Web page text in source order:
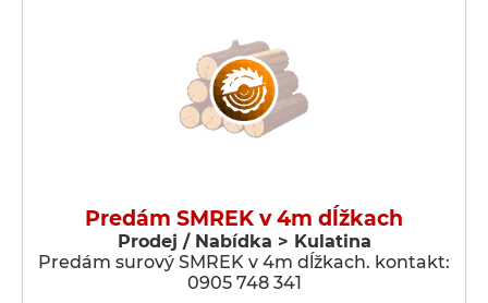
Predám SMREK v 4m dĺžkach
Prodej / Nabídka > Kulatina
Predám surový SMREK v 4m dĺžkach. kontakt:
0905 748 341